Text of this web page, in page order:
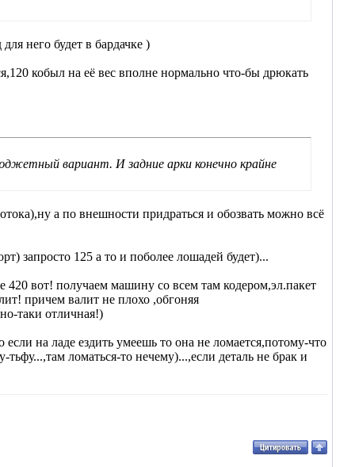
него будет в бардачке )
кобыл на её вес вполне нормально что-бы дрюкать
вариант. И задние арки конечно крайне
а по внешности придраться и обозвать можно всё
запросто 125 а то и поболее лошадей будет)...
420 вот! получаем машину со всем там кодером,эл.пакет
причем валит не плохо ,обгоняя
таки отличная!)
на ладе ездить умеешь то она не ломается,потому-что
ломаться-то нечему)...,если деталь не брак и